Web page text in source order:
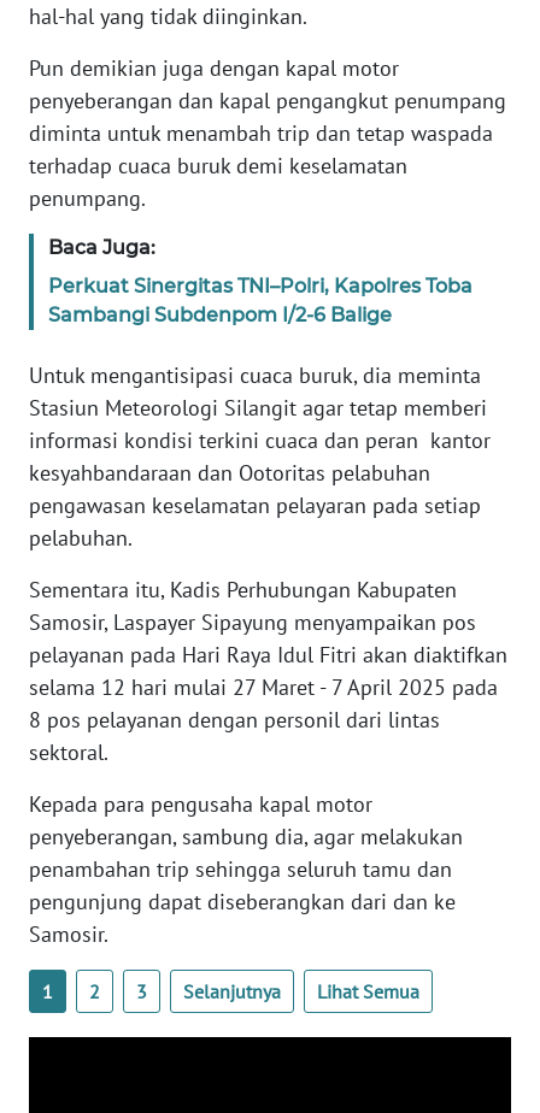
hal-hal yang tidak diinginkan.
Pun demikian juga dengan kapal motor
penyeberangan dan kapal pengangkut penumpang
diminta untuk menambah trip dan tetap waspada
terhadap cuaca buruk demi keselamatan
penumpang.
Baca Juga:
Perkuat Sinergitas TNI–Polri, Kapolres Toba
Sambangi Subdenpom I/2-6 Balige
Untuk mengantisipasi cuaca buruk, dia meminta
Stasiun Meteorologi Silangit agar tetap memberi
informasi kondisi terkini cuaca dan peran kantor
kesyahbandaraan dan Ootoritas pelabuhan
pengawasan keselamatan pelayaran pada setiap
pelabuhan.
Sementara itu, Kadis Perhubungan Kabupaten
Samosir, Laspayer Sipayung menyampaikan pos
pelayanan pada Hari Raya Idul Fitri akan diaktifkan
selama 12 hari mulai 27 Maret - 7 April 2025 pada
8 pos pelayanan dengan personil dari lintas
sektoral.
Kepada para pengusaha kapal motor
penyeberangan, sambung dia, agar melakukan
penambahan trip sehingga seluruh tamu dan
pengunjung dapat diseberangkan dari dan ke
Samosir.
1 2 3 Selanjutnya Lihat Semua
WN
BENGKULU
WN
LAMPUNG
WN
WN
JOGJA
WN
JATIM
WN
BALI
WN
KALBAR
KALTENG
WN
KALTARA
KALSEL